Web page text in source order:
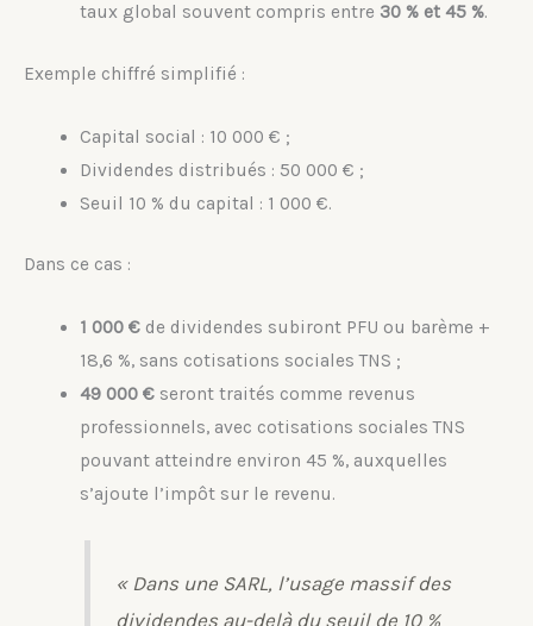
taux global souvent compris entre 30 % et 45 %.
Exemple chiffré simplifié :
Capital social : 10 000 € ;
Dividendes distribués : 50 000 € ;
Seuil 10 % du capital : 1 000 €.
Dans ce cas :
1 000 €de dividendes subiront PFU ou barème +
18,6 %, sans cotisations sociales TNS ;
49 000 €seront traités comme revenus
professionnels, avec cotisations sociales TNS
pouvant atteindre environ 45 %, auxquelles
s’ajoute l’impôt sur le revenu.
« Dans une SARL, l’usage massif des
dividendes au-delà du seuil de 10 %